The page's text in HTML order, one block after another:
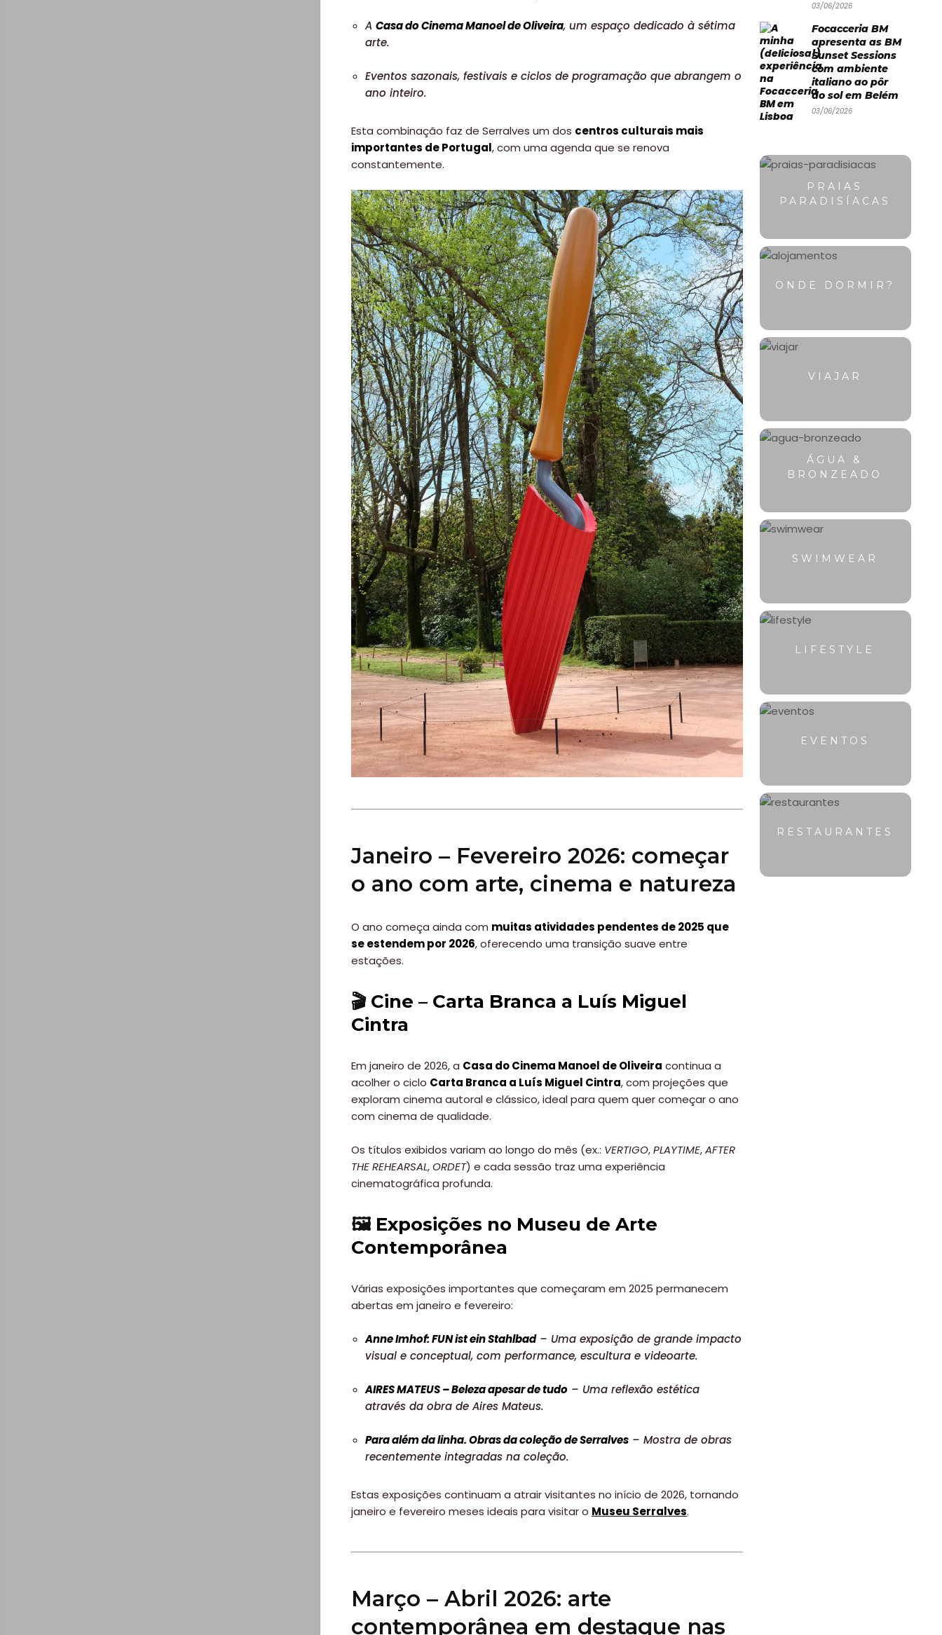
Viajar
Onde
dormir?
Lifestyle
Restaurantes
Praias
Paradisíacas
Swimwear
&
Sun7
Quem
Falem
connosco!
💬
ACasa do Cinema Manoel de Oliveira, um espaço dedicado à sétima
arte.
Eventos sazonais, festivais e ciclos de programação que abrangem o
ano inteiro.
Esta combinação faz de Serralves um dos centros culturais mais
importantes de Portugal, com uma agenda que se renova
constantemente.
Janeiro – Fevereiro 2026: começar
o ano com arte, cinema e natureza
O ano começa ainda com muitas atividades pendentes de 2025 que
se estendem por 2026, oferecendo uma transição suave entre
estações.
🎬 Cine – Carta Branca a Luís Miguel
Cintra
Em janeiro de 2026, a Casa do Cinema Manoel de Oliveira continua a
acolher o ciclo Carta Branca a Luís Miguel Cintra, com projeções que
exploram cinema autoral e clássico, ideal para quem quer começar o ano
com cinema de qualidade.
Os títulos exibidos variam ao longo do mês (ex.: VERTIGO,PLAYTIME,AFTER
THE REHEARSAL,ORDET) e cada sessão traz uma experiência
cinematográfica profunda.
🖼️ Exposições no Museu de Arte
Contemporânea
Várias exposições importantes que começaram em 2025 permanecem
abertas em janeiro e fevereiro:
Anne Imhof: FUN ist ein Stahlbad– Uma exposição de grande impacto
visual e conceptual, com performance, escultura e videoarte.
AIRES MATEUS – Beleza apesar de tudo – Uma reflexão estética
através da obra de Aires Mateus.
Para além da linha. Obras da coleção de Serralves – Mostra de obras
recentemente integradas na coleção.
Estas exposições continuam a atrair visitantes no início de 2026, tornando
janeiro e fevereiro meses ideais para visitar o Museu Serralves.
Março – Abril 2026: arte
contemporânea em destaque nas
03/06/2026
Focacceria BM
apresenta as BM
Sunset Sessions
com ambiente
italiano ao pôr
do sol em Belém
03/06/2026
PRAIAS
PARADISÍACAS
ONDE DORMIR?
VIAJAR
ÁGUA &
BRONZEADO
SWIMWEAR
LIFESTYLE
EVENTOS
RESTAURANTES